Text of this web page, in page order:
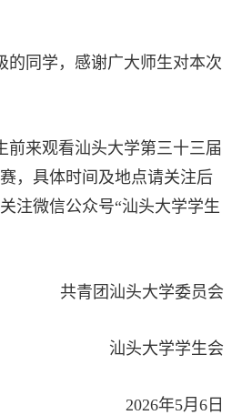
的同学，感谢广大师生对本次
前来观看汕头大学第三十三届
，具体时间及地点请关注后
注微信公众号“汕头大学学生
共青团汕头大学委员会
汕头大学学生会
2026年5月6日